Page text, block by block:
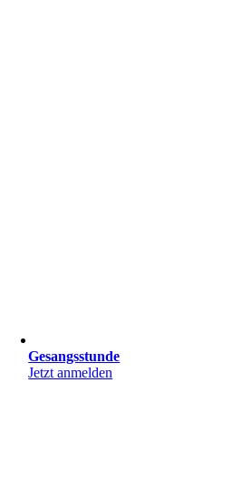
Gesangsstunde
Jetzt anmelden